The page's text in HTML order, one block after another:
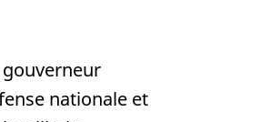
nationale et